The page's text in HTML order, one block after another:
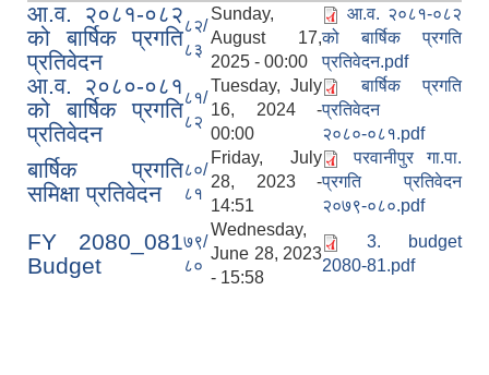
आ.व. २०८१-०८२
को बार्षिक प्रगति
प्रतिवेदन
८२/
८३
Sunday,
August 17,
2025 - 00:00
आ.व. २०८१-०८२
को बार्षिक प्रगति
प्रतिवेदन.pdf
आ.व. २०८०-०८१
को बार्षिक प्रगति
प्रतिवेदन
८१/
८२
Tuesday, July
16, 2024 -
00:00
बार्षिक प्रगति
प्रतिवेदन
२०८०-०८१.pdf
बार्षिक प्रगति
समिक्षा प्रतिवेदन
८०/
८१
Friday, July
28, 2023 -
14:51
परवानीपुर गा.पा.
प्रगति प्रतिवेदन
२०७९-०८०.pdf
FY 2080_081
Budget
७९/
८०
Wednesday,
June 28, 2023
- 15:58
3. budget
2080-81.pdf